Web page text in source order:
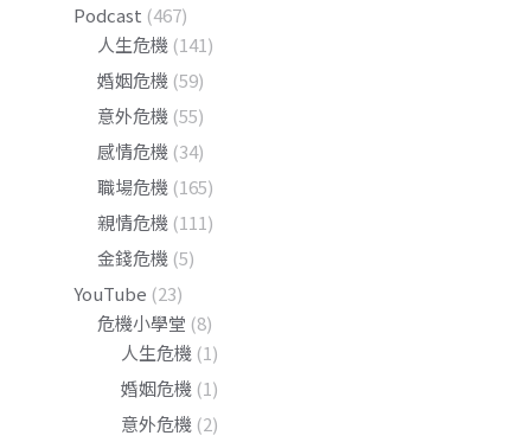
Podcast (467)
人生危機 (141)
婚姻危機 (59)
意外危機 (55)
感情危機 (34)
職場危機 (165)
親情危機 (111)
金錢危機 (5)
YouTube (23)
危機小學堂 (8)
人生危機 (1)
婚姻危機 (1)
意外危機 (2)